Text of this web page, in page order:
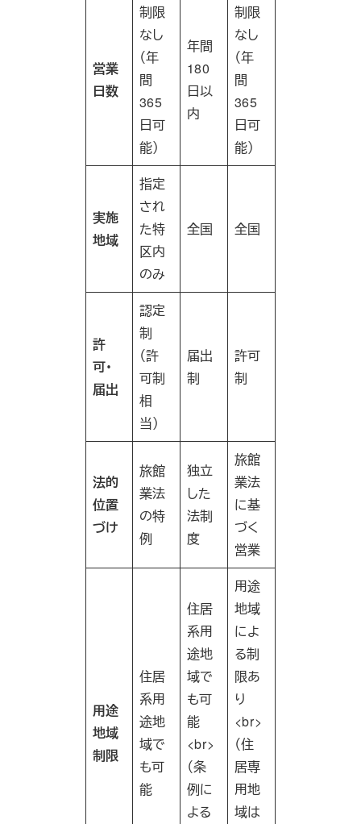
営業
日数
制限
なし
（年
間
365
日可
能）
年間
180
日以
内
制限
なし
（年
間
365
日可
能）
実施
地域
指定
され
た特
区内
のみ
全国 全国
許
可・
届出
認定
制
（許
可制
相
当）
届出
制
許可
制
法的
位置
づけ
旅館
業法
の特
例
独立
した
法制
度
旅館
業法
に基
づく
営業
用途
地域
制限
住居
系用
途地
域で
も可
能
住居
系用
途地
域で
も可
能
<br>
（条
例に
よる
用途
地域
によ
る制
限あ
り
<br>
（住
居専
用地
域は